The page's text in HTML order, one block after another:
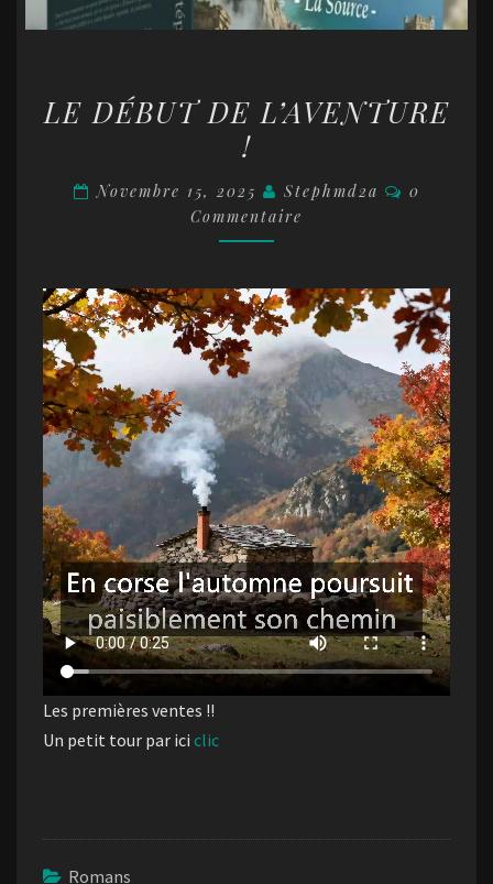
DÉBUT
DE
!
LE DÉBUT DE L’AVENTURE
!
Novembre 15, 2025 Stephmd2a
0
Commentaire
Les premières ventes !!
Un petit tour par ici clic
Romans